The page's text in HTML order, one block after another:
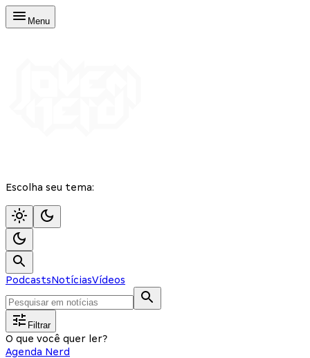
Menu
Escolha seu tema:
PodcastsNotíciasVídeos
Filtrar
O que você quer ler?
Agenda Nerd